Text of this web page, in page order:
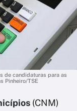
de candidaturas para as
Pinheiro/TSE
(CNM)